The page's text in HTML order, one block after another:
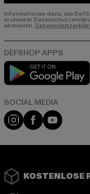
Informationen dazu, wie
in unserer
abmelden.
Instagram
FacebookYouTube
KOSTENLOSE